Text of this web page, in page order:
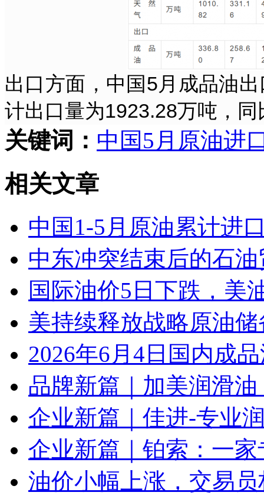
出口方面，中国5月成品油
计出口量为1923.28万吨，
关键词： 中国5月 原油进
相关文章
中国1-5月原油累计进
中东冲突结束后的石
国际油价5日下跌，美
美持续释放战略原油
2026年6月4日国内成
品牌新篇｜加美润滑
企业新篇｜佳进-专业
企业新篇｜铂索：一
油价小幅上涨，交易